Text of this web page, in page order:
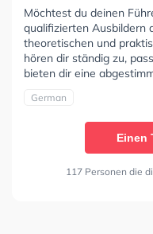
Möchtest du deinen
qualifizierten Ausbildern
theoretischen und
hören dir ständig zu,
bieten dir eine
German
Einen
117 Personen die